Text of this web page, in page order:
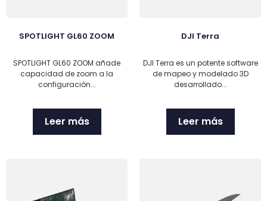
SPOTLIGHT GL60 ZOOM
SPOTLIGHT GL60 ZOOM añade
capacidad de zoom a la
configuración...
Leer más
DJI Terra
DJI Terra es un potente software
de mapeo y modelado 3D
desarrollado...
Leer más